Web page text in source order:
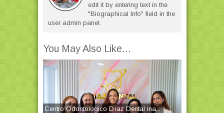
edit it by entering text in the
"Biographical Info" field in the
user admin panel.
You May Also Like...
Centro Odontológico Díaz Dental ina...